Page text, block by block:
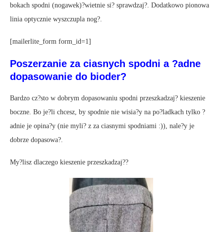
bokach spodni (nogawek)?wietnie si? sprawdzaj?. Dodatkowo pionowa
linia optycznie wyszczupla nog?.
[mailerlite_form form_id=1]
Poszerzanie za ciasnych spodni a ?adne
dopasowanie do bioder?
Bardzo cz?sto w dobrym dopasowaniu spodni przeszkadzaj? kieszenie
boczne. Bo je?li chcesz, by spodnie nie wisia?y na po?ladkach tylko ?
adnie je opina?y (nie myli? z za ciasnymi spodniami :)), nale?y je
dobrze dopasowa?.
My?lisz dlaczego kieszenie przeszkadzaj??